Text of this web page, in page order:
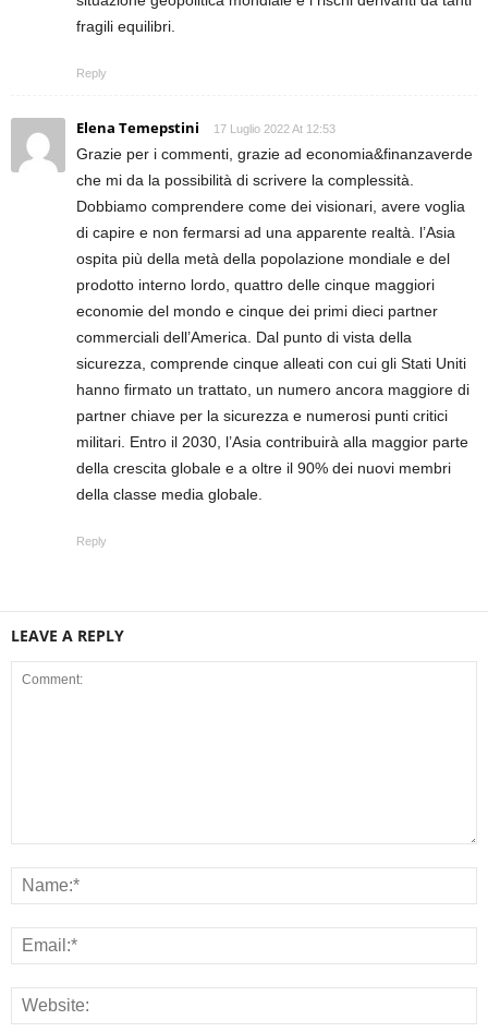
fragili equilibri.
Reply
Elena Temepstini 17 Luglio 2022 At 12:53
Grazie per i commenti, grazie ad economia&finanzaverde
che mi da la possibilità di scrivere la complessità.
Dobbiamo comprendere come dei visionari, avere voglia
di capire e non fermarsi ad una apparente realtà. l’Asia
ospita più della metà della popolazione mondiale e del
prodotto interno lordo, quattro delle cinque maggiori
economie del mondo e cinque dei primi dieci partner
commerciali dell’America. Dal punto di vista della
sicurezza, comprende cinque alleati con cui gli Stati Uniti
hanno firmato un trattato, un numero ancora maggiore di
partner chiave per la sicurezza e numerosi punti critici
militari. Entro il 2030, l’Asia contribuirà alla maggior parte
della crescita globale e a oltre il 90% dei nuovi membri
della classe media globale.
Reply
LEAVE A REPLY